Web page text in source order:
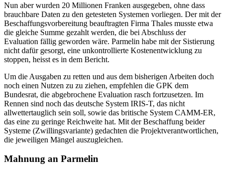
Nun aber wurden 20 Millionen Franken ausgegeben, ohne dass
brauchbare Daten zu den getesteten Systemen vorliegen. Der mit der
Beschaffungsvorbereitung beauftragten Firma Thales musste etwa
die gleiche Summe gezahlt werden, die bei Abschluss der
Evaluation fällig geworden wäre. Parmelin habe mit der Sistierung
nicht dafür gesorgt, eine unkontrollierte Kostenentwicklung zu
stoppen, heisst es in dem Bericht.
Um die Ausgaben zu retten und aus dem bisherigen Arbeiten doch
noch einen Nutzen zu zu ziehen, empfehlen die GPK dem
Bundesrat, die abgebrochene Evaluation rasch fortzusetzen. Im
Rennen sind noch das deutsche System IRIS-T, das nicht
allwettertauglich sein soll, sowie das britische System CAMM-ER,
das eine zu geringe Reichweite hat. Mit der Beschaffung beider
Systeme (Zwillingsvariante) gedachten die Projektverantwortlichen,
die jeweiligen Mängel auszugleichen.
Mahnung an Parmelin